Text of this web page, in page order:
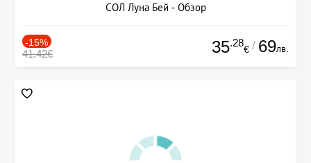
СОЛ Луна Бей - Обзор
-15%
41.42€ 35.28
€ / 69лв.